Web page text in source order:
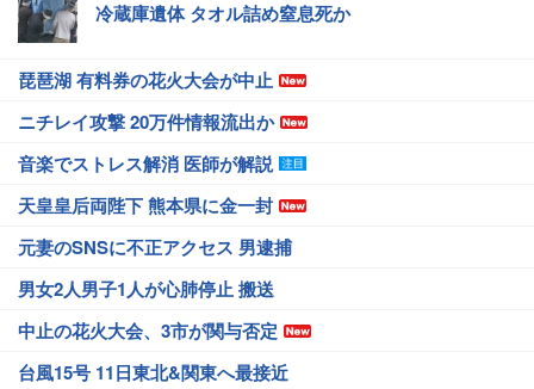
冷蔵庫遺体 タオル詰め窒息死か
琵琶湖 有料券の花火大会が中止
ニチレイ攻撃 20万件情報流出か
音楽でストレス解消 医師が解説
天皇皇后両陛下 熊本県に金一封
元妻のSNSに不正アクセス 男逮捕
男女2人男子1人が心肺停止 搬送
中止の花火大会、3市が関与否定
台風15号 11日東北&関東へ最接近